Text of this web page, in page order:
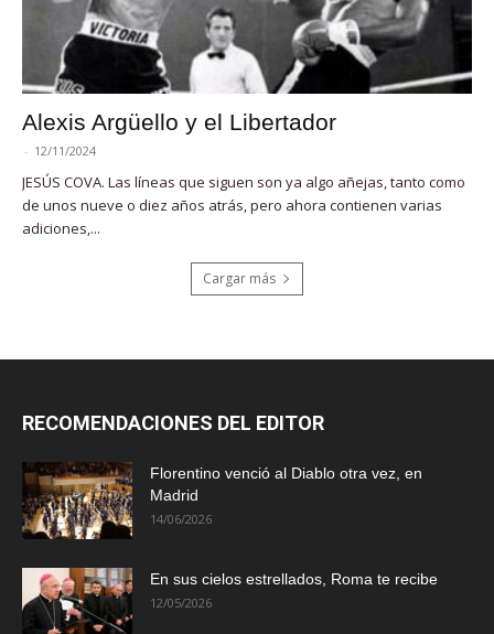
Alexis Argüello y el Libertador
- 12/11/2024
JESÚS COVA. Las líneas que siguen son ya algo añejas, tanto como
de unos nueve o diez años atrás, pero ahora contienen varias
adiciones,...
Cargar más
RECOMENDACIONES DEL EDITOR
Florentino venció al Diablo otra vez, en
Madrid
14/06/2026
En sus cielos estrellados, Roma te recibe
12/05/2026